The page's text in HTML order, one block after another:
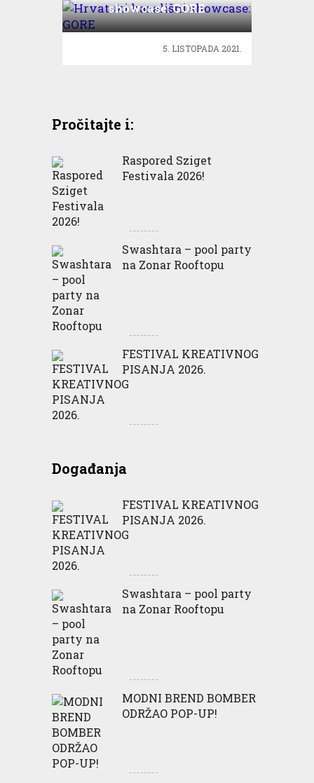
showcase: GORE
5. LISTOPADA 2021.
Pročitajte i:
Raspored Sziget
Festivala 2026!
Swashtara – pool party
na Zonar Rooftopu
FESTIVAL KREATIVNOG
PISANJA 2026.
Događanja
FESTIVAL KREATIVNOG
PISANJA 2026.
Swashtara – pool party
na Zonar Rooftopu
MODNI BREND BOMBER
ODRŽAO POP-UP!